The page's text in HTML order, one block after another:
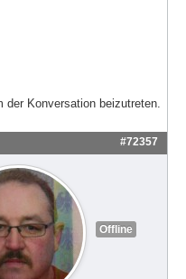
der Konversation beizutreten.
#72357
Offline